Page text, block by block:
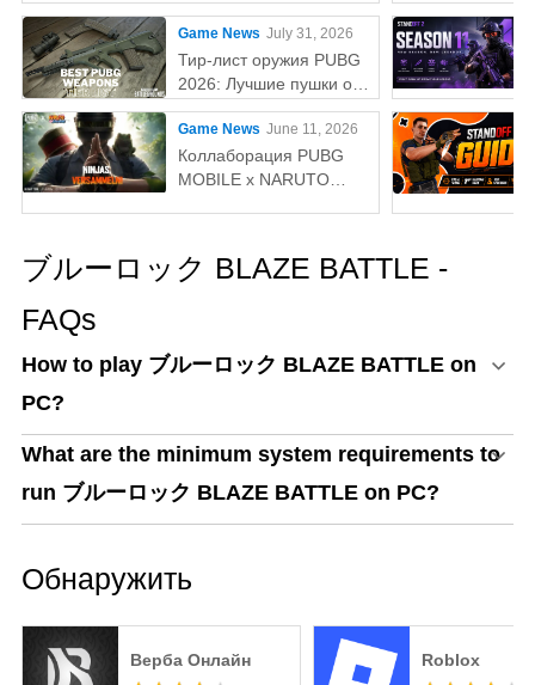
нужно знатьaaa
Game News July 31, 2026
Тир-лист оружия PUBG
2026: Лучшие пушки от
S до D-тираaaa
Game News June 11, 2026
Коллаборация PUBG
MOBILE x NARUTO
награды
ブルーロック BLAZE BATTLE -
FAQs
How to play ブルーロック BLAZE BATTLE on
PC?
What are the minimum system requirements to
run ブルーロック BLAZE BATTLE on PC?
Обнаружить
Верба Онлайн Roblox